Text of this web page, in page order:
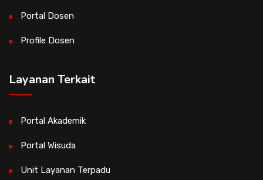
Portal Dosen
Profile Dosen
Layanan Terkait
Portal Akademik
Portal Wisuda
Unit Layanan Terpadu